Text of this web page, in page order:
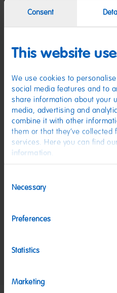
Consent
This website
We use cookies to
social media features and to
share information about your
media, advertising and
combine it with other
them or that they’ve collected
services. Here you can find
information
Selection
Necessary
Preferences
Statistics
Marketing
Fruchtsaft aus
Orange, Schwarze Johannisbeere,
Passionsfrucht; Aroma;
Bienenwachs weiß und gelb. Kann
Nährwerte
Nährwerte
Energie:
Salz: